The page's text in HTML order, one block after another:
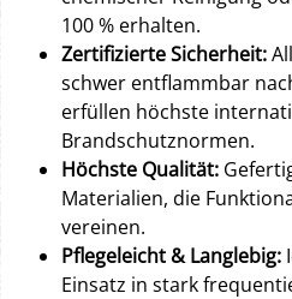
100 % erhalten.
Zertifizierte Sicherheit:
schwer entflammbar
erfüllen höchste
Brandschutznormen.
Höchste Qualität:
Materialien, die
vereinen.
Pflegeleicht & Langlebig:
Einsatz in stark